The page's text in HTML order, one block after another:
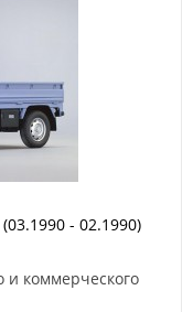
- 02.1990)
и коммерческого